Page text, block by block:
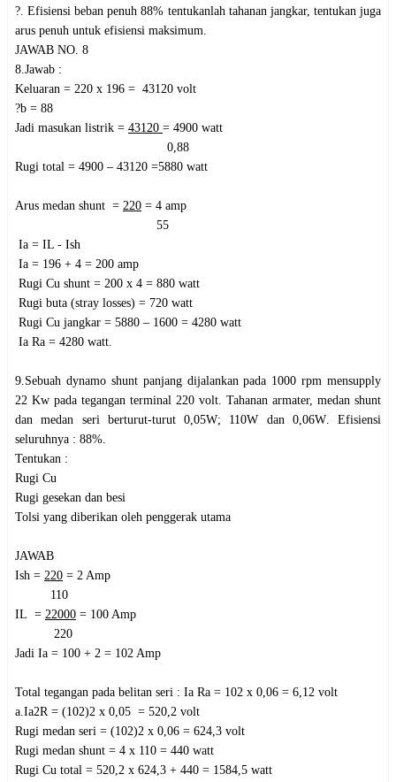
?. Efisiensi beban penuh 88% tentukanlah tahanan jangkar, tentukan juga
arus penuh untuk efisiensi maksimum.
JAWAB NO. 8
8.Jawab :
Keluaran = 220 x 196 = 43120 volt
?b = 88
Jadi masukan listrik = 43120 = 4900 watt
0,88
Rugi total = 4900 – 43120 =5880 watt
Arus medan shunt = 220 = 4 amp
55
Ia = IL - Ish
Ia = 196 + 4 = 200 amp
Rugi Cu shunt = 200 x 4 = 880 watt
Rugi buta (stray losses) = 720 watt
Rugi Cu jangkar = 5880 – 1600 = 4280 watt
Ia Ra = 4280 watt.
9.Sebuah dynamo shunt panjang dijalankan pada 1000 rpm mensupply
22 Kw pada tegangan terminal 220 volt. Tahanan armater, medan shunt
dan medan seri berturut-turut 0,05W; 110W dan 0,06W. Efisiensi
seluruhnya : 88%.
Tentukan :
Rugi Cu
Rugi gesekan dan besi
Tolsi yang diberikan oleh penggerak utama
JAWAB
Ish = 220 = 2 Amp
110
IL = 22000 = 100 Amp
220
Jadi Ia = 100 + 2 = 102 Amp
Total tegangan pada belitan seri : Ia Ra = 102 x 0,06 = 6,12 volt
a.Ia2R = (102)2 x 0,05 = 520,2 volt
Rugi medan seri = (102)2 x 0,06 = 624,3 volt
Rugi medan shunt = 4 x 110 = 440 watt
Rugi Cu total = 520,2 x 624,3 + 440 = 1584,5 watt